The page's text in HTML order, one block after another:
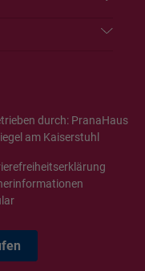
durch: PranaHaus
am Kaiserstuhl